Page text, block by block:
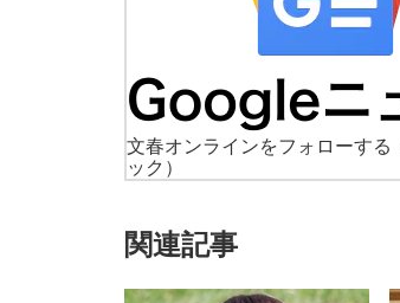
文春オンラインをフォローする
ック）
関連記事